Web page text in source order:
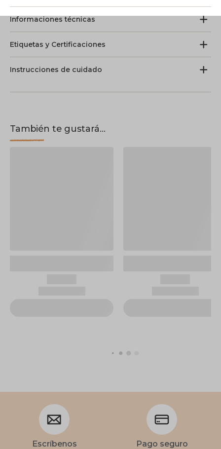
Informaciones técnicas
Etiquetas y Certificaciones
Instrucciones de cuidado
También te gustará...
Escríbenos Pago seguro